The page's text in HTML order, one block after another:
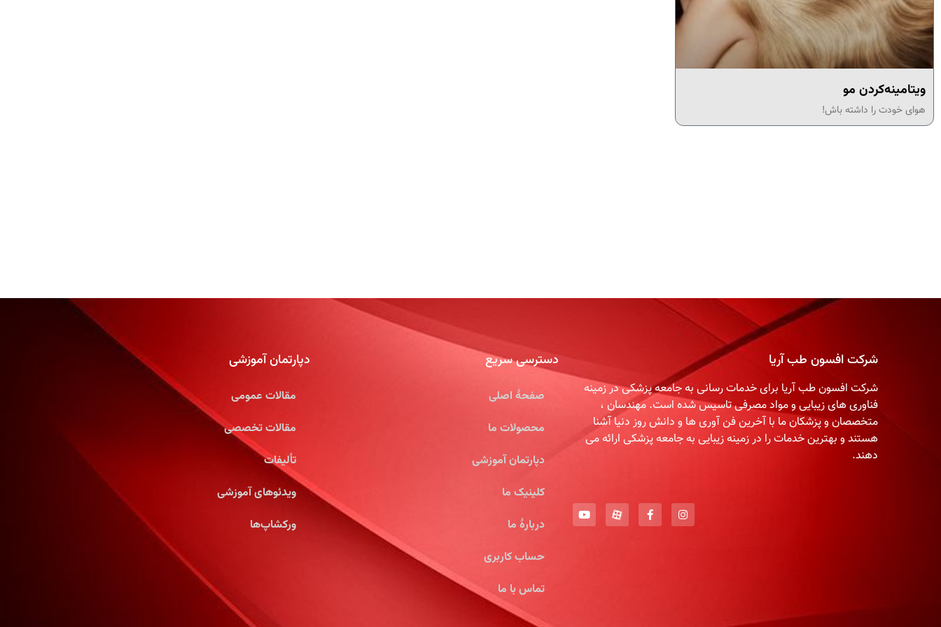
ویتامینه‌کردن مو
هوای خودت را داشته باش!
شرکت افسون طب آریا
شرکت افسون طب آریا برای خدمات رسانی به جامعه پزشکی در زمینه
فناوری های زیبایی و مواد مصرفی تاسیس شده است. مهندسان ،
متخصصان و پزشکان ما با آخرین فن آوری ها و دانش روز دنیا آشنا
هستند و بهترین خدمات را در زمینه زیبایی به جامعه پزشکی ارائه می
دهند.
دسترسی سریع
صفحۀ اصلی
محصولات ما
دپارتمان آموزشی
کلینیک ما
دربارۀ ما
حساب کاربری
تماس با ما
دپارتمان آموزشی
مقالات عمومی
مقالات تخصصی
تألیفات
ویدئوهای آموزشی
ورکشاپ‌ها